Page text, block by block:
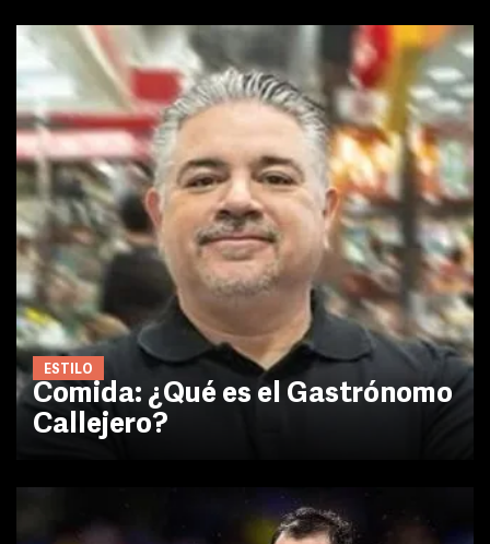
ESTILO
Comida: ¿Qué es el Gastrónomo
Callejero?